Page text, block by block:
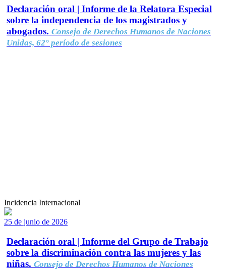
Declaración oral | Informe de la Relatora Especial
sobre la independencia de los magistrados y
abogados. Consejo de Derechos Humanos de Naciones
Unidas, 62° período de sesiones
Incidencia Internacional
25 de junio de 2026
Declaración oral | Informe del Grupo de Trabajo
sobre la discriminación contra las mujeres y las
niñas. Consejo de Derechos Humanos de Naciones